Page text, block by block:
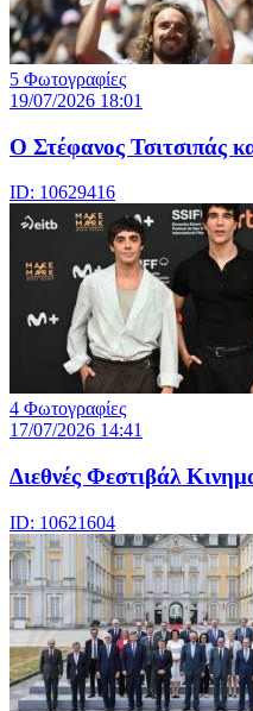
5 Φωτογραφίες
19/07/2026 18:01
Ο Στέφανος Τσιτσιπάς
ID: 10629416
4 Φωτογραφίες
17/07/2026 14:41
Διεθνές Φεστιβάλ
ID: 10621604